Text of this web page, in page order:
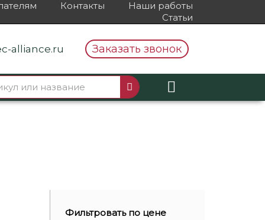
Контакты
Наши работы
Статьи
alliance.ru Заказать звонок
Фильтровать по цене